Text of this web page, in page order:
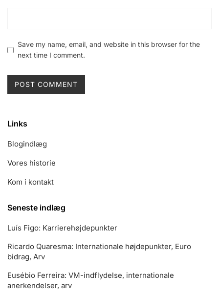
Save my name, email, and website in this browser for the
next time I comment.
Links
Blogindlæg
Vores historie
Kom i kontakt
Seneste indlæg
Luís Figo: Karrierehøjdepunkter
Ricardo Quaresma: Internationale højdepunkter, Euro
bidrag, Arv
Eusébio Ferreira: VM-indflydelse, internationale
anerkendelser, arv